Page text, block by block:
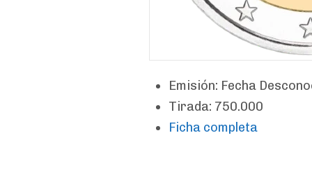
Emisión: Fecha
Tirada: 750.000
Ficha completa